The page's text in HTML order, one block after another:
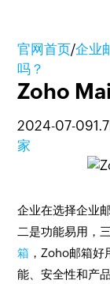
官网首页/企业
吗？
Zoho
2024-07-09
家
企业在选择企业
二是功能易用，
箱 ，Zoho邮箱
能、安全性和产品